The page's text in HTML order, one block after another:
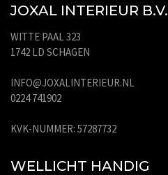
JOXAL INTERIEUR B.V.
WITTE PAAL 323
1742 LD SCHAGEN
INFO@JOXALINTERIEUR.NL
0224 741902
KVK-NUMMER: 57287732
WELLICHT HANDIG